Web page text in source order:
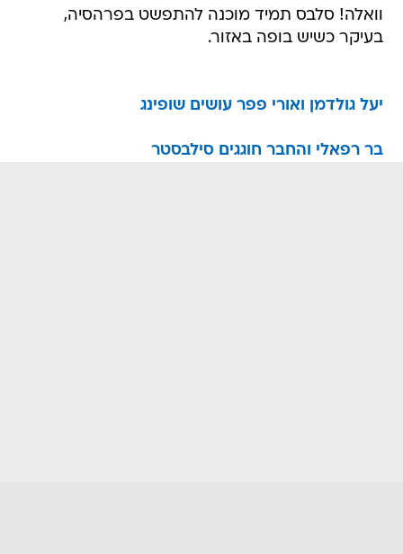
וואלה! סלבס תמיד מוכנה להתפשט בפרהסיה,
בעיקר כשיש בופה באזור.
יעל גולדמן ואורי פפר עושים שופינג
בר רפאלי והחבר חוגגים סילבסטר